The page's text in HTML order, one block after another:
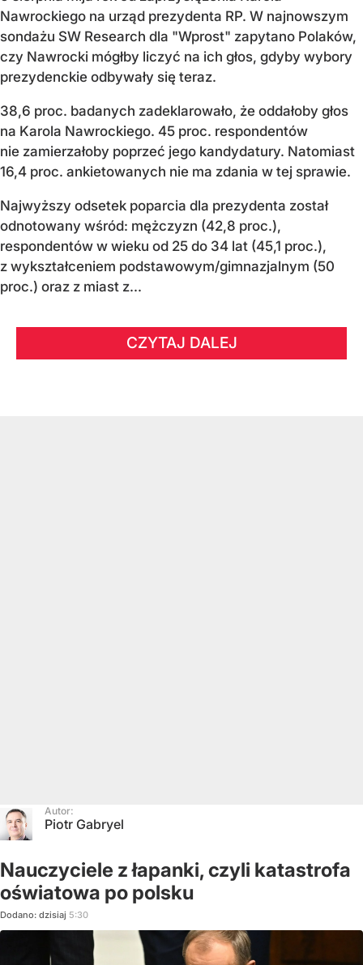
Nawrockiego na urząd prezydenta RP. W najnowszym
sondażu SW Research dla "Wprost" zapytano Polaków,
czy Nawrocki mógłby liczyć na ich głos, gdyby wybory
prezydenckie odbywały się teraz.
38,6 proc. badanych zadeklarowało, że oddałoby głos
na Karola Nawrockiego. 45 proc. respondentów
nie zamierzałoby poprzeć jego kandydatury. Natomiast
16,4 proc. ankietowanych nie ma zdania w tej sprawie.
Najwyższy odsetek poparcia dla prezydenta został
odnotowany wśród: mężczyzn (42,8 proc.),
respondentów w wieku od 25 do 34 lat (45,1 proc.),
z wykształceniem podstawowym/gimnazjalnym (50
proc.) oraz z miast z...
CZYTAJ DALEJ
Autor:
Piotr Gabryel
Nauczyciele z łapanki, czyli katastrofa
oświatowa po polsku
Dodano: dzisiaj 5:30